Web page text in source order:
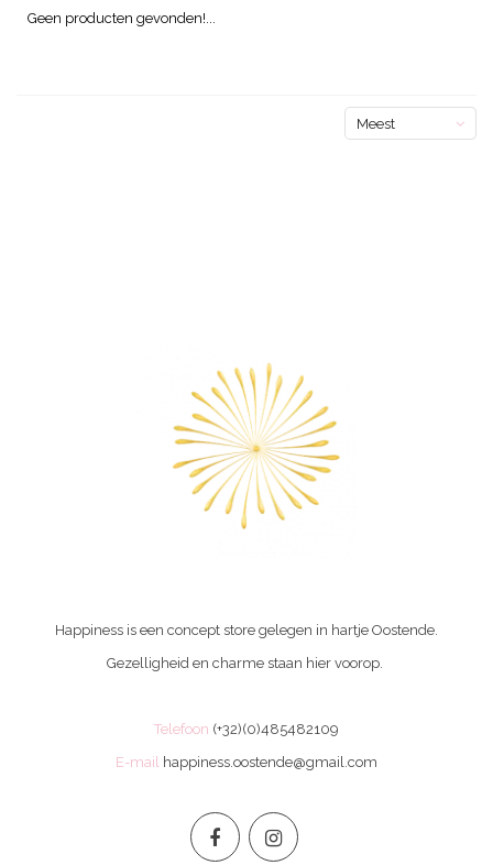
Geen producten gevonden!...
Meest
Happiness is een concept store gelegen in hartje Oostende.
Gezelligheid en charme staan hier voorop.
Telefoon (+32)(0)485482109
E-mail happiness.oostende@gmail.com